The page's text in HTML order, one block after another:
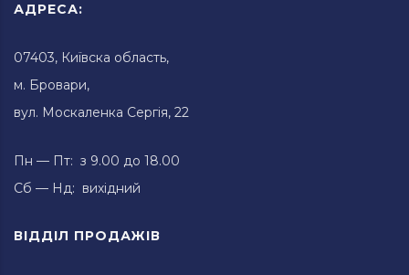
АДРЕСА:
07403, Київска область,
м. Бровари,
вул. Москаленка Сергія, 22
Пн — Пт: з 9.00 до 18.00
Сб — Нд: вихідний
ВІДДІЛ ПРОДАЖІВ